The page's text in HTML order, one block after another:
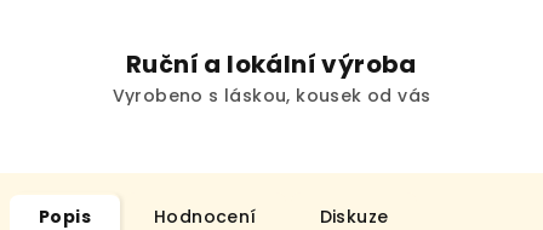
Ruční a lokální výroba
Vyrobeno s láskou, kousek od vás
Popis Hodnocení Diskuze